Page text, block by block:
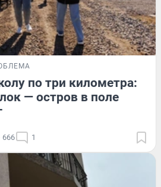
по три километра:
— остров в поле
666 1